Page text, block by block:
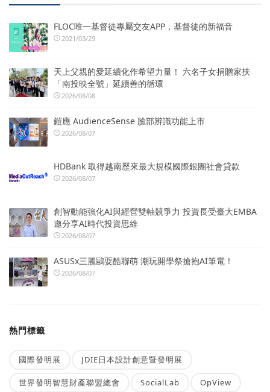
FLOC唯一基督徒專屬交友APP，基督徒的新福音
2021/03/29
天上父親的愛延續化作希望力量！ 六名子女捐贈家扶
「南投映全號」延續善的循環
2026/08/08
鎧應 AudienceSense 臉部辨識功能上市
2026/08/07
HDBank 取得越南歷來最大規模國際銀團社會貸款
2026/08/07
創智動能強化AI與經營雙軸競爭力 投資長受臺大EMBA
邀分享AI時代投資思維
2026/08/07
ASUSx三麗鷗耍酷聯萌 潮玩開學祭搶抱AI筆電！
2026/08/07
熱門標籤
國際發明展 JDIE日本設計創意暨發明展
世界發明智慧財產聯盟總會 SocialLab OpView